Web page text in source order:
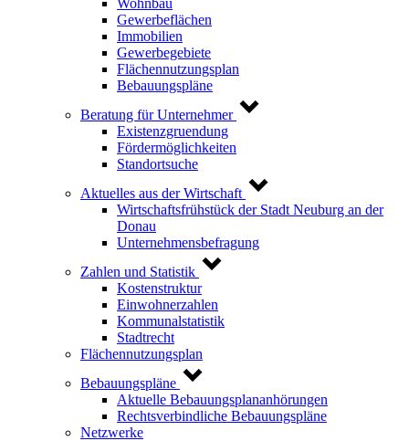
Wohnbau
Gewerbeflächen
Immobilien
Gewerbegebiete
Flächennutzungsplan
Bebauungspläne
Beratung für Unternehmer
Existenzgruendung
Fördermöglichkeiten
Standortsuche
Aktuelles aus der Wirtschaft
Wirtschaftsfrühstück der Stadt Neuburg an der
Donau
Unternehmensbefragung
Zahlen und Statistik
Kostenstruktur
Einwohnerzahlen
Kommunalstatistik
Stadtrecht
Flächennutzungsplan
Bebauungspläne
Aktuelle Bebauungsplananhörungen
Rechtsverbindliche Bebauungspläne
Netzwerke